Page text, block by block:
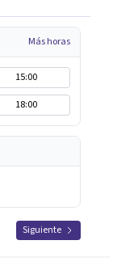
Más horas
15:00
18:00
Siguiente